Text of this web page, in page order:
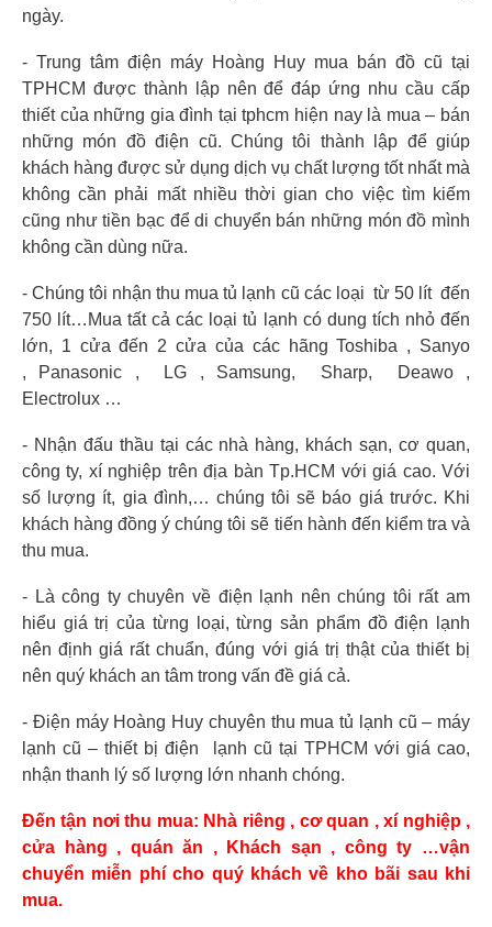
ngày.
- Trung tâm điện máy Hoàng Huy mua bán đồ cũ tại
TPHCM được thành lập nên để đáp ứng nhu cầu cấp
thiết của những gia đình tại tphcm hiện nay là mua – bán
những món đồ điện cũ. Chúng tôi thành lập để giúp
khách hàng được sử dụng dịch vụ chất lượng tốt nhất mà
không cần phải mất nhiều thời gian cho việc tìm kiếm
cũng như tiền bạc để di chuyển bán những món đồ mình
không cần dùng nữa.
- Chúng tôi nhận thu mua tủ lạnh cũ các loại từ 50 lít đến
750 lít…Mua tất cả các loại tủ lạnh có dung tích nhỏ đến
lớn, 1 cửa đến 2 cửa của các hãng Toshiba , Sanyo
, Panasonic , LG , Samsung, Sharp, Deawo ,
Electrolux …
- Nhận đấu thầu tại các nhà hàng, khách sạn, cơ quan,
công ty, xí nghiệp trên địa bàn Tp.HCM với giá cao. Với
số lượng ít, gia đình,… chúng tôi sẽ báo giá trước. Khi
khách hàng đồng ý chúng tôi sẽ tiến hành đến kiểm tra và
thu mua.
- Là công ty chuyên về điện lạnh nên chúng tôi rất am
hiểu giá trị của từng loại, từng sản phẩm đồ điện lạnh
nên định giá rất chuẩn, đúng với giá trị thật của thiết bị
nên quý khách an tâm trong vấn đề giá cả.
- Điện máy Hoàng Huy chuyên thu mua tủ lạnh cũ – máy
lạnh cũ – thiết bị điện lạnh cũ tại TPHCM với giá cao,
nhận thanh lý số lượng lớn nhanh chóng.
Đến tận nơi thu mua: Nhà riêng , cơ quan , xí nghiệp ,
cửa hàng , quán ăn , Khách sạn , công ty …vận
chuyển miễn phí cho quý khách về kho bãi sau khi
mua.